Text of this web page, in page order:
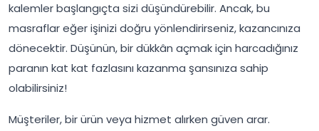
kalemler başlangıçta sizi düşündürebilir. Ancak, bu
masraflar eğer işinizi doğru yönlendirirseniz, kazancınıza
dönecektir. Düşünün, bir dükkân açmak için harcadığınız
paranın kat kat fazlasını kazanma şansınıza sahip
olabilirsiniz!
Müşteriler, bir ürün veya hizmet alırken güven arar.